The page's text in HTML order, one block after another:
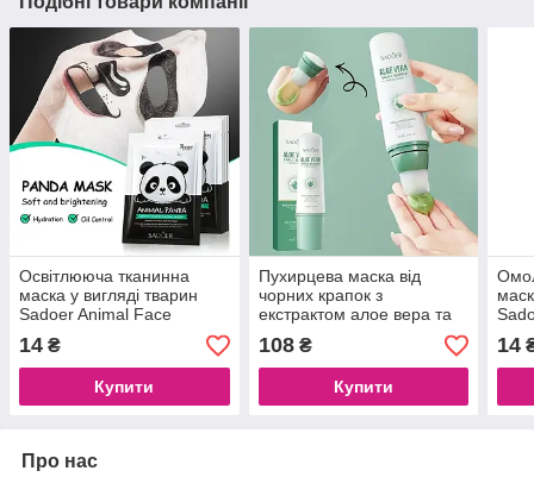
Освітлююча тканинна
маска у вигляді тварин
Sadoer Animal Face
14 ₴
Купити
Пухирцева маска від
чорних крапок з
екстрактом алое вера та
ромашкою Sadoer Aloe
Vera Small Bubble
Mask,100 g
108₴
Купити
14
Про нас